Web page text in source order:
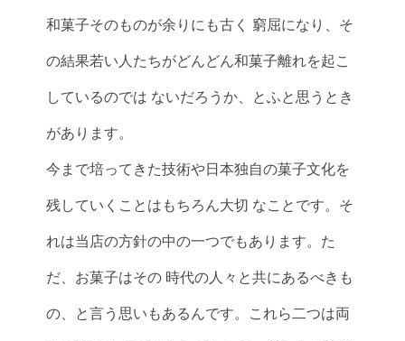
和菓子そのものが余りにも古く 窮屈になり、そ
の結果若い人たちがどんどん和菓子離れを起こ
しているのでは ないだろうか、とふと思うとき
があります。
今まで培ってきた技術や日本独自の菓子文化を
残していくことはもちろん大切 なことです。そ
れは当店の方針の中の一つでもあります。た
だ、お菓子はその 時代の人々と共にあるべきも
の、と言う思いもあるんです。これら二つは両